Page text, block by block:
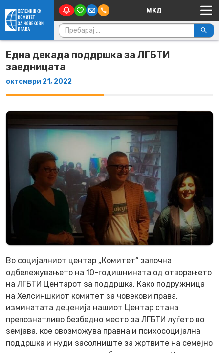
Skip to content Main Navigation
Пребарувај за:
Една декада поддршка за ЛГБТИ
заедницата
октомври 21, 2022
Во социјалниот центар „Комитет“ започна
одбележувањето на 10-годишнината од отворањето
на ЛГБТИ Центарот за поддршка. Како подружница
на Хелсиншкиот комитет за човекови права,
изминатата деценија нашиот Центар стана
препознатливо безбедно место за ЛГБТИ луѓето во
земјава, кое овозможува правна и психосоцијална
поддршка и нуди засолниште за жртвите на семејно